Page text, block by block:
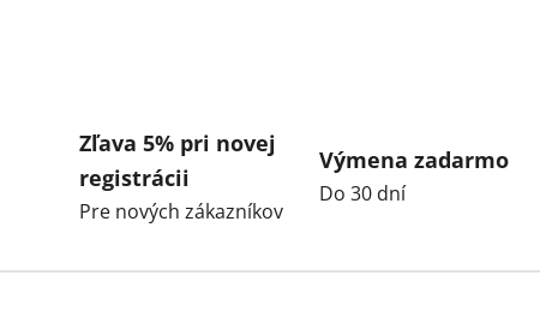
Zľava 5% pri novej
registrácii
Pre nových zákazníkov
Výmena zadarmo
Do 30 dní